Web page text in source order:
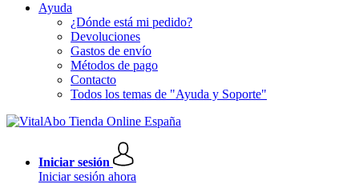
Ayuda
¿Dónde está mi pedido?
Devoluciones
Gastos de envío
Métodos de pago
Contacto
Todos los temas de "Ayuda y Soporte"
Iniciar sesión
Iniciar sesión ahora